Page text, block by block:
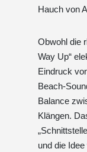
Hauch von
Obwohl die
Way Up“
Eindruck
Beach-
Balance
Klängen.
und die Idee